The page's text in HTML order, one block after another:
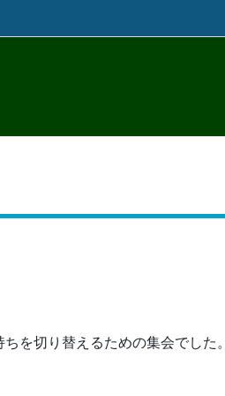
を切り替えるための集会でした。